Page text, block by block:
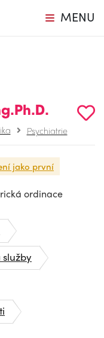
MENU
Psychiatrie
jako první
ordinace